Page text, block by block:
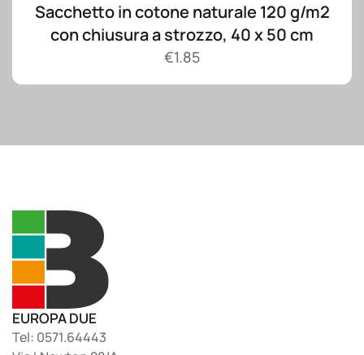
Sacchetto in cotone naturale 120 g/m2
con chiusura a strozzo, 40 x 50 cm
€1.85
EUROPA DUE
Tel: 0571.64443